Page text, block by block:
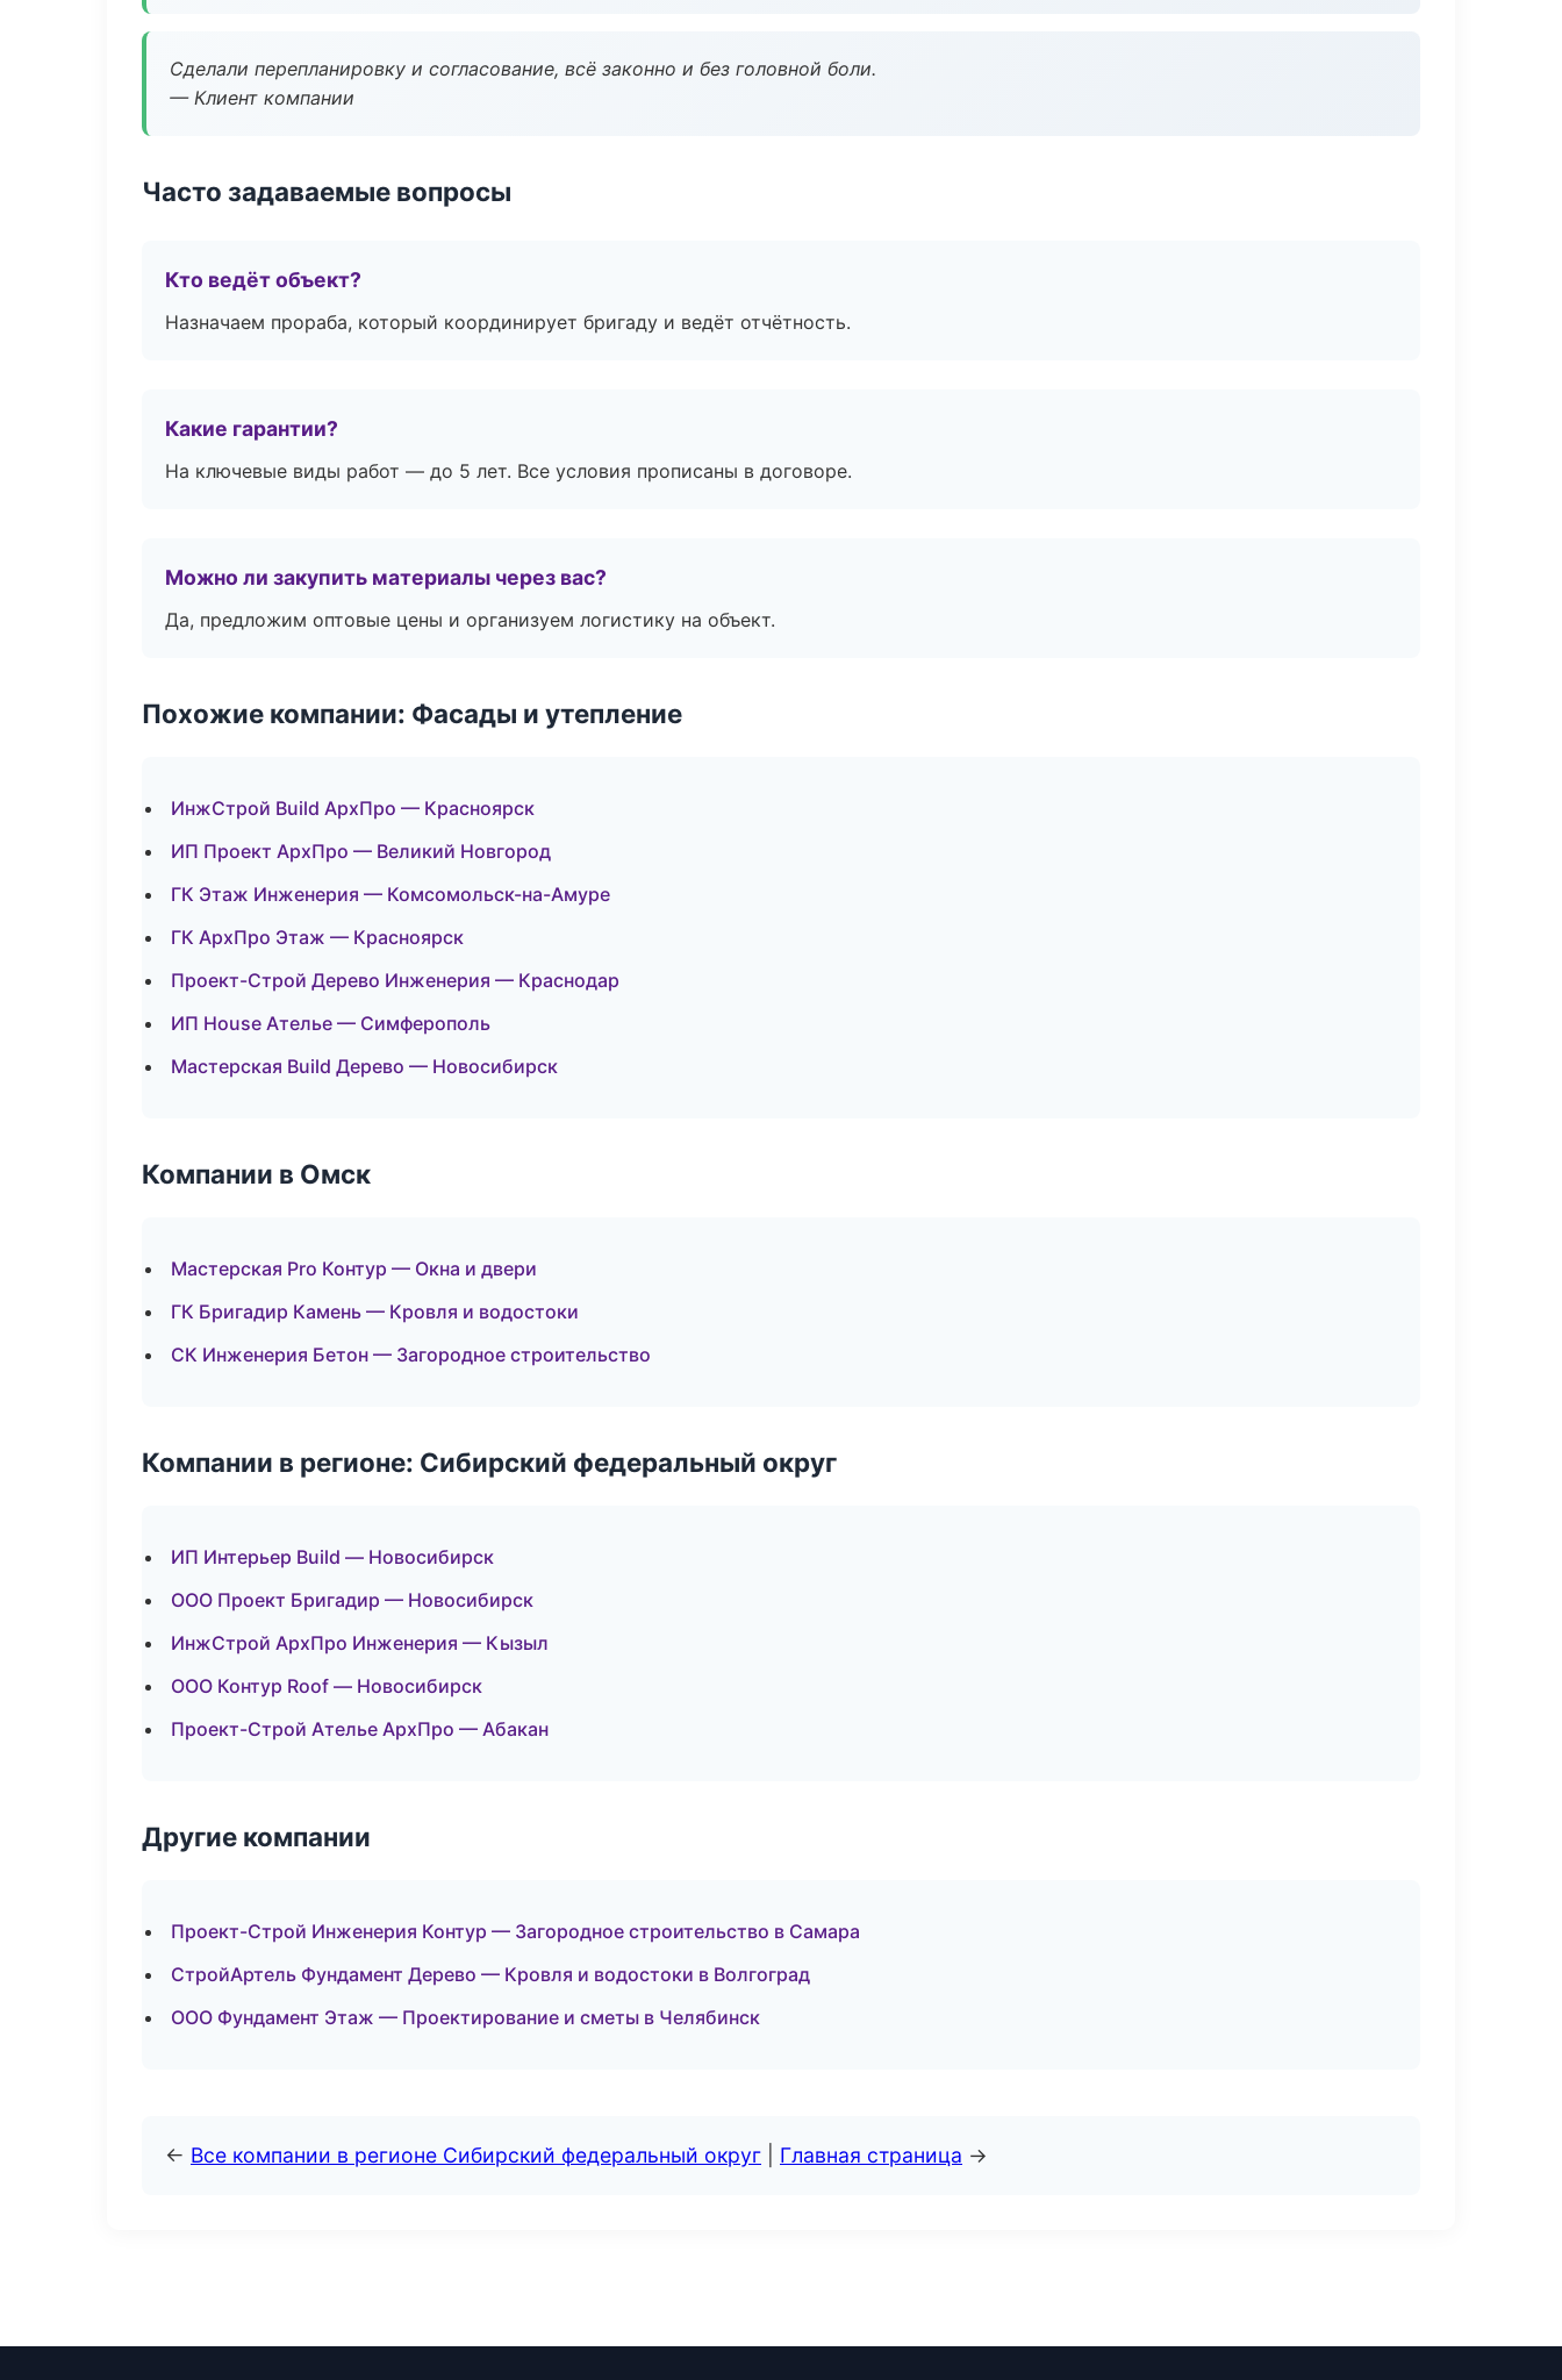
Сделали перепланировку и согласование, всё законно и без головной боли.
— Клиент компании
Часто задаваемые вопросы
Кто ведёт объект?
Назначаем прораба, который координирует бригаду и ведёт отчётность.
Какие гарантии?
На ключевые виды работ — до 5 лет. Все условия прописаны в договоре.
Можно ли закупить материалы через вас?
Да, предложим оптовые цены и организуем логистику на объект.
Похожие компании: Фасады и утепление
ИнжСтрой Build АрхПро — Красноярск
ИП Проект АрхПро — Великий Новгород
ГК Этаж Инженерия — Комсомольск-на-Амуре
ГК АрхПро Этаж — Красноярск
Проект-Строй Дерево Инженерия — Краснодар
ИП House Ателье — Симферополь
Мастерская Build Дерево — Новосибирск
Компании в Омск
Мастерская Pro Контур — Окна и двери
ГК Бригадир Камень — Кровля и водостоки
СК Инженерия Бетон — Загородное строительство
Компании в регионе: Сибирский федеральный округ
ИП Интерьер Build — Новосибирск
ООО Проект Бригадир — Новосибирск
ИнжСтрой АрхПро Инженерия — Кызыл
ООО Контур Roof — Новосибирск
Проект-Строй Ателье АрхПро — Абакан
Другие компании
Проект-Строй Инженерия Контур — Загородное строительство в Самара
СтройАртель Фундамент Дерево — Кровля и водостоки в Волгоград
ООО Фундамент Этаж — Проектирование и сметы в Челябинск
← Все компании в регионе Сибирский федеральный округ Главная страница →